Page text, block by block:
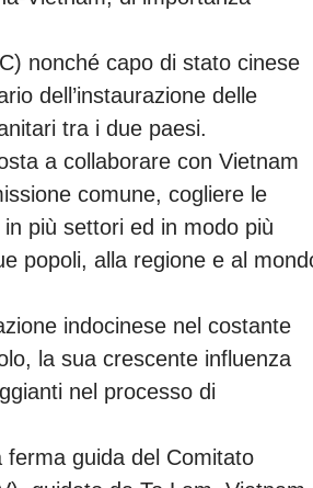
nonché capo di stato cinese
dell’instaurazione delle
tra i due paesi.
a collaborare con Vietnam
comune, cogliere le
più settori ed in modo più
popoli, alla regione e al
indocinese nel costante
la sua crescente influenza
nel processo di
guida del Comitato